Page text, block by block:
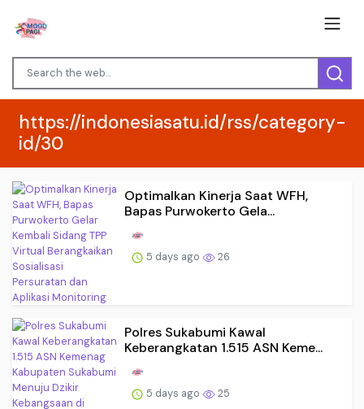
https://indonesiasatu.id/rss/category-
id/30
Optimalkan Kinerja Saat WFH,
Bapas Purwokerto Gela...
5 days ago 26
Polres Sukabumi Kawal
Keberangkatan 1.515 ASN Keme...
5 days ago 25